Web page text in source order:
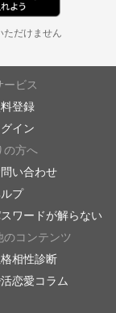
ただけません
ービス
登録
イン
の方へ
い合わせ
プ
ワードが解らない
のコンテンツ
相性診断
恋愛コラム